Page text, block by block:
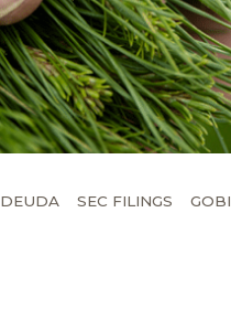
DEUDA SEC FILINGS